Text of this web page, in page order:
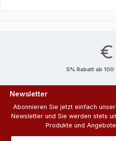
5% Rabatt ab
Newsletter
Abonnieren Sie jetzt einfach
Newsletter und Sie werden stets
Produkte und